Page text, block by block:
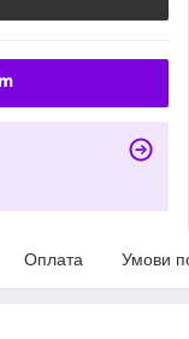
Оплата Умови